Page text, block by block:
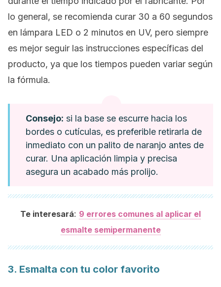
lo general, se recomienda curar 30 a 60 segundos
en lámpara LED o 2 minutos en UV, pero siempre
es mejor seguir las instrucciones específicas del
producto, ya que los tiempos pueden variar según
la fórmula.
Consejo: si la base se escurre hacia los
bordes o cutículas, es preferible retirarla de
inmediato con un palito de naranjo antes de
curar. Una aplicación limpia y precisa
asegura un acabado más prolijo.
Te interesará: 9 errores comunes al aplicar el
esmalte semipermanente
3. Esmalta con tu color favorito